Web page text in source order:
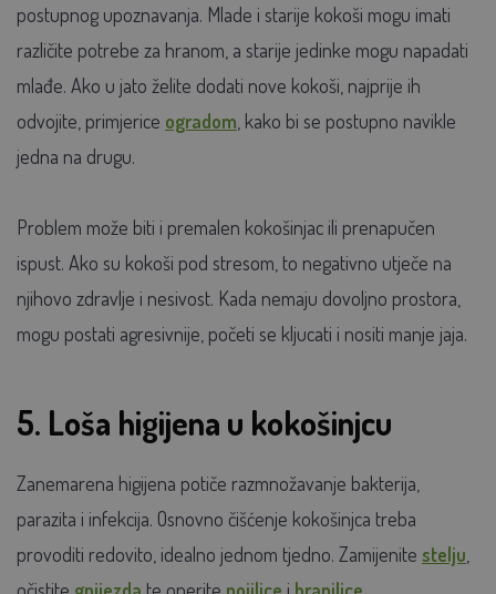
postupnog upoznavanja. Mlade i starije kokoši mogu imati
različite potrebe za hranom, a starije jedinke mogu napadati
mlađe. Ako u jato želite dodati nove kokoši, najprije ih
odvojite, primjerice ogradom , kako bi se postupno navikle
jedna na drugu.
Problem može biti i premalen kokošinjac ili prenapučen
ispust. Ako su kokoši pod stresom, to negativno utječe na
njihovo zdravlje i nesivost. Kada nemaju dovoljno prostora,
mogu postati agresivnije, početi se kljucati i nositi manje jaja.
5. Loša higijena u kokošinjcu
Zanemarena higijena potiče razmnožavanje bakterija,
parazita i infekcija. Osnovno čišćenje kokošinjca treba
provoditi redovito, idealno jednom tjedno. Zamijenite stelju